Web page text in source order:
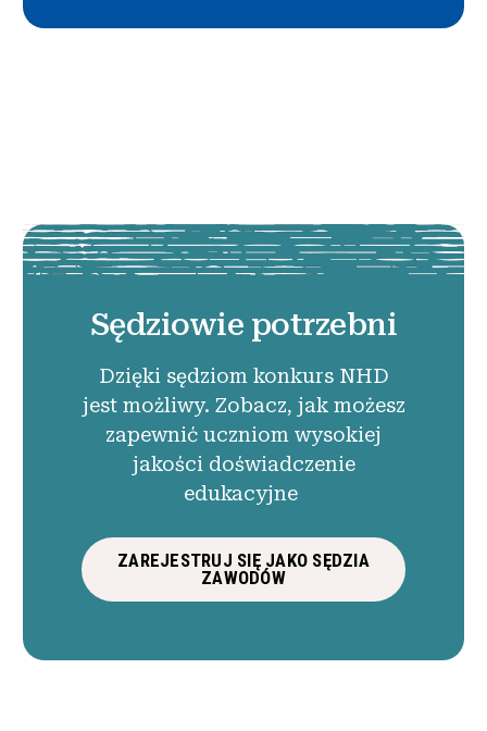
Sędziowie potrzebni
Dzięki sędziom konkurs NHD
jest możliwy. Zobacz, jak możesz
zapewnić uczniom wysokiej
jakości doświadczenie
edukacyjne
ZAREJESTRUJ SIĘ JAKO SĘDZIA
ZAWODÓW